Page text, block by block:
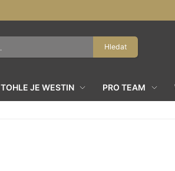
Hledat
TOHLE JE WESTIN PRO TEAM